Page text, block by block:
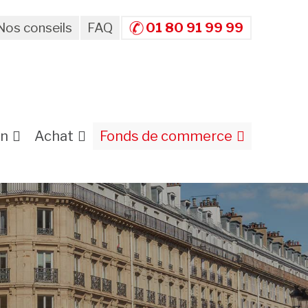
conseils FAQ 01 80 91 99 99
Achat Fonds de commerce